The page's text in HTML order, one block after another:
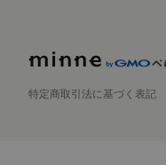
特定商取引法に基づく表記